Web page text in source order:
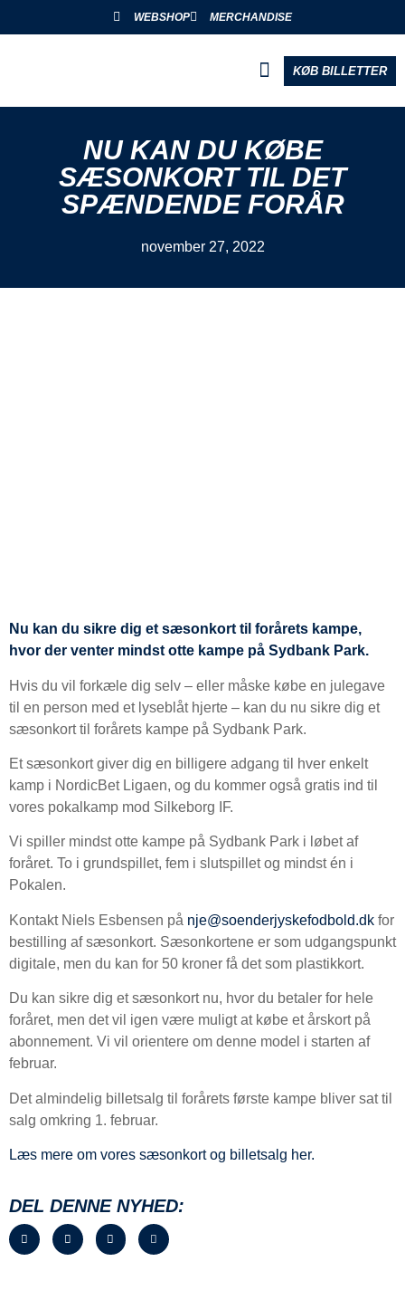
WEBSHOP MERCHANDISE
KØB BILLETTER
NU KAN DU KØBE
SÆSONKORT TIL DET
SPÆNDENDE FORÅR
november 27, 2022
Nu kan du sikre dig et sæsonkort til forårets kampe,
hvor der venter mindst otte kampe på Sydbank Park.
Hvis du vil forkæle dig selv – eller måske købe en julegave
til en person med et lyseblåt hjerte – kan du nu sikre dig et
sæsonkort til forårets kampe på Sydbank Park.
Et sæsonkort giver dig en billigere adgang til hver enkelt
kamp i NordicBet Ligaen, og du kommer også gratis ind til
vores pokalkamp mod Silkeborg IF.
Vi spiller mindst otte kampe på Sydbank Park i løbet af
foråret. To i grundspillet, fem i slutspillet og mindst én i
Pokalen.
Kontakt Niels Esbensen på nje@soenderjyskefodbold.dk for
bestilling af sæsonkort. Sæsonkortene er som udgangspunkt
digitale, men du kan for 50 kroner få det som plastikkort.
Du kan sikre dig et sæsonkort nu, hvor du betaler for hele
foråret, men det vil igen være muligt at købe et årskort på
abonnement. Vi vil orientere om denne model i starten af
februar.
Det almindelig billetsalg til forårets første kampe bliver sat til
salg omkring 1. februar.
Læs mere om vores sæsonkort og billetsalg her.
DEL DENNE NYHED: